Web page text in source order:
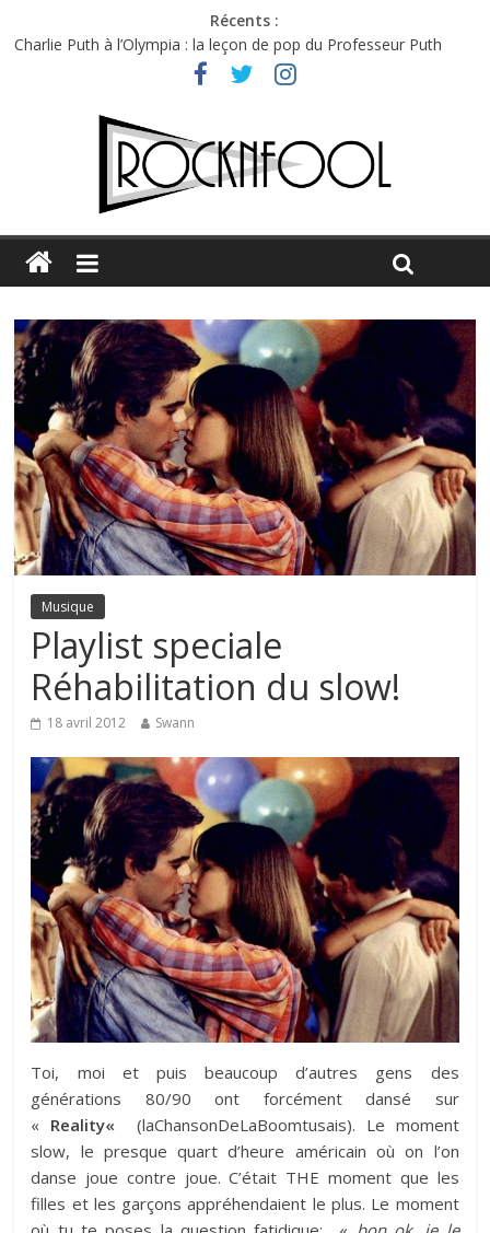
Récents :
Charlie Puth à l’Olympia : la leçon de pop du Professeur Puth
Festival Triptyque : un nouveau festival de musique indépendant
Hellfest 2026 vendredi : température et émotions en hausse
Hellfest 2026 jeudi : impossible de choisir entre chaleur et bonne
Première édition du Midgard Festival : entre bière, métal et
Musique
Playlist speciale
Réhabilitation du slow!
18 avril 2012 Swann
Toi, moi et puis beaucoup d’autres gens des
générations 80/90 ont forcément dansé sur
« Reality«
(laChansonDeLaBoomtusais). Le moment
slow, le presque quart d’heure américain où on l’on
danse joue contre joue. C’était THE moment que les
filles et les garçons appréhendaient le plus. Le moment